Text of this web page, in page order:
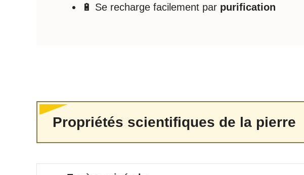
🔋 Se recharge facilement par purification
Propriétés scientifiques de la pierre